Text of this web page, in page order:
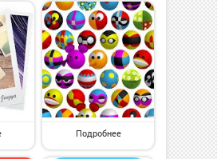
Подробнее